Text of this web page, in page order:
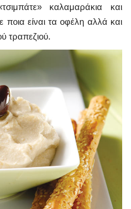
καλαμαράκια και
ποια είναι τα οφέλη αλλά και
τραπεζιού.